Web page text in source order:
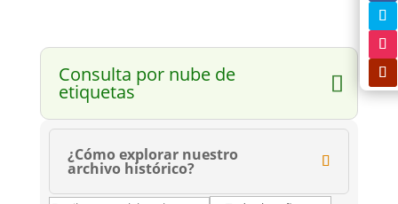
Consulta por nube de
etiquetas
¿Cómo explorar nuestro
archivo histórico?